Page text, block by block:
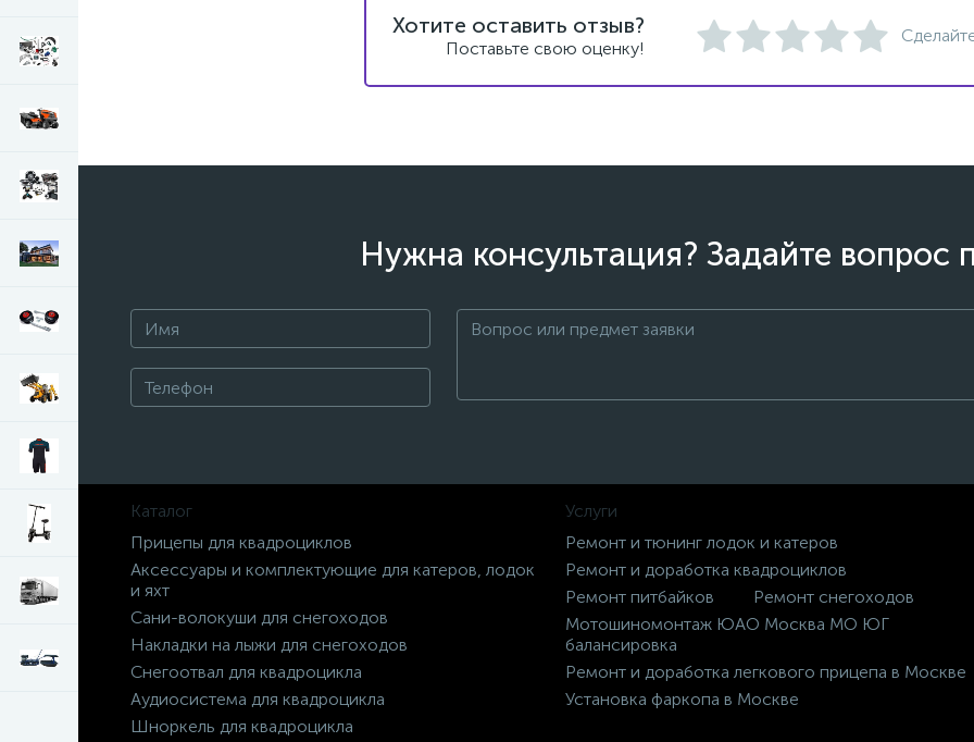
Хотите оставить отзыв?
Поставьте свою оценку!
Нужна консультация? Задайте вопрос
Каталог
Прицепы для квадроциклов
Аксессуары и комплектующие для катеров, лодок
и яхт
Сани-волокуши для снегоходов
Накладки на лыжи для снегоходов
Снегоотвал для квадроцикла
Аудиосистема для квадроцикла
Шноркель для квадроцикла
Услуги
Ремонт и тюнинг лодок и катеров
Ремонт и доработка квадроциклов
Ремонт питбайков
Ремонт снегоходов
Мотошиномонтаж ЮАО Москва МО ЮГ
балансировка
Ремонт и доработка легкового прицепа в Москве
Установка фаркопа в Москве